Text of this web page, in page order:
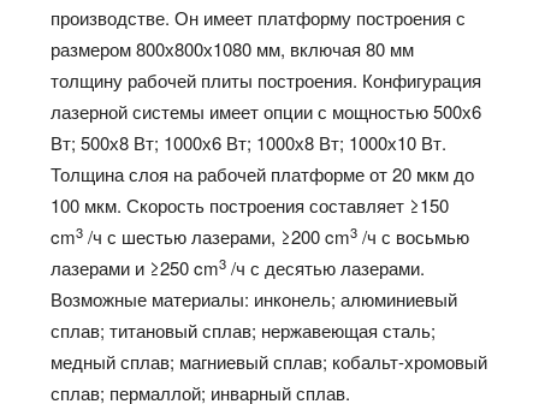
производстве. Он имеет платформу построения с
размером 800х800х1080 мм, включая 80 мм
толщину рабочей плиты построения. Конфигурация
лазерной системы имеет опции с мощностью 500х6
Вт; 500х8 Вт; 1000х6 Вт; 1000х8 Вт; 1000х10 Вт.
Толщина слоя на рабочей платформе от 20 мкм до
100 мкм. Скорость построения составляет ≥150
cm3 /ч с шестью лазерами, ≥200 cm3 /ч с восьмью
лазерами и ≥250 cm3 /ч с десятью лазерами.
Возможные материалы: инконель; алюминиевый
сплав; титановый сплав; нержавеющая сталь;
медный сплав; магниевый сплав; кобальт-хромовый
сплав; пермаллой; инварный сплав.